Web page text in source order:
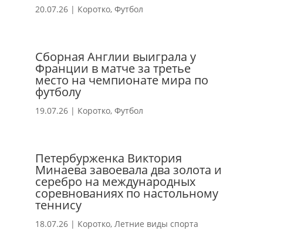
20.07.26| Коротко, Футбол
Сборная Англии выиграла у
Франции в матче за третье
место на чемпионате мира по
футболу
19.07.26| Коротко, Футбол
Петербурженка Виктория
Минаева завоевала два золота и
серебро на международных
соревнованиях по настольному
теннису
18.07.26| Коротко, Летние виды спорта